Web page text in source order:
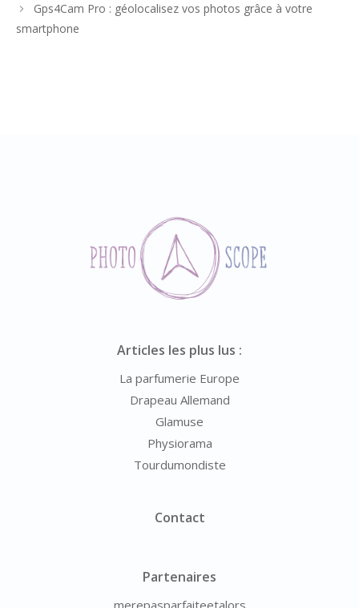
Gps4Cam Pro : géolocalisez vos photos grâce à votre
smartphone
Articles les plus lus :
La parfumerie Europe
Drapeau Allemand
Glamuse
Physiorama
Tourdumondiste
Contact
Partenaires
merepasparfaiteetalors